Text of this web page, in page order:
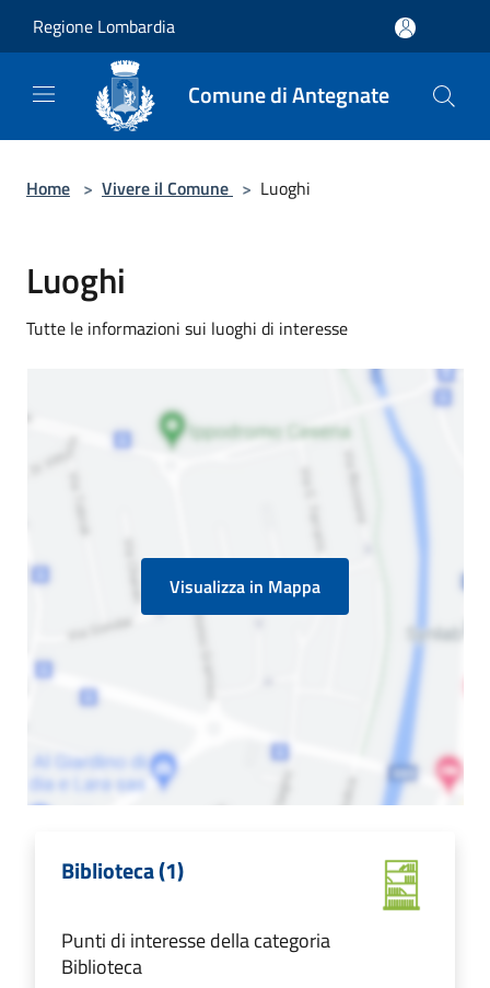
Regione Lombardia
Comune di Antegnate
Home > Vivere il Comune > Luoghi
Luoghi
Tutte le informazioni sui luoghi di interesse
Visualizza in Mappa
Biblioteca (1)
Punti di interesse della categoria
Biblioteca